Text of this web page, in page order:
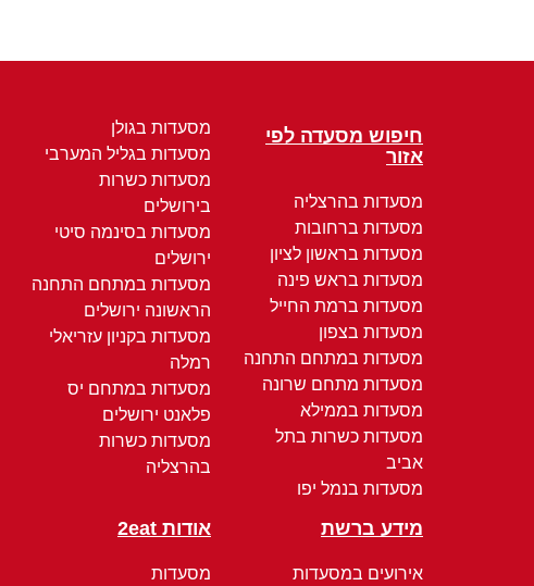
חיפוש מסעדה לפי
אזור
מסעדות בהרצליה
מסעדות ברחובות
מסעדות בראשון לציון
מסעדות בראש פינה
מסעדות ברמת החייל
מסעדות בצפון
מסעדות במתחם התחנה
מסעדות מתחם שרונה
מסעדות בממילא
מסעדות כשרות בתל
אביב
מסעדות בנמל יפו
מסעדות בגולן
מסעדות בגליל המערבי
מסעדות כשרות
בירושלים
מסעדות בסינמה סיטי
ירושלים
מסעדות במתחם התחנה
הראשונה ירושלים
מסעדות בקניון עזריאלי
רמלה
מסעדות במתחם יס
פלאנט ירושלים
מסעדות כשרות
בהרצליה
מידע ברשת
אירועים במסעדות
אודות 2eat
מסעדות